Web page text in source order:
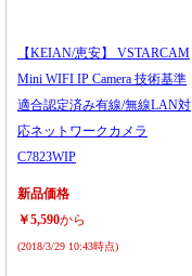
【KEIAN/恵安】 VSTARCAM
Mini WIFI IP Camera 技術基準
適合認定済み有線/無線LAN対
応ネットワークカメラ
C7823WIP
新品価格
￥5,590から
(2018/3/29 10:43時点)